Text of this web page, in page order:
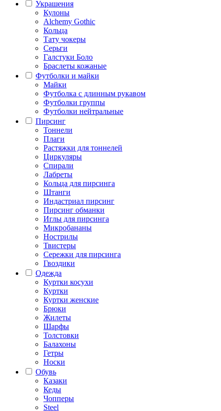
Украшения
Кулоны
Alchemy Gothic
Кольца
Тату чокеры
Серьги
Галстуки Боло
Браслеты кожаные
Футболки и майки
Майки
Футболка с длинным рукавом
Футболки группы
Футболки нейтральные
Пирсинг
Тоннели
Плаги
Растяжки для тоннелей
Циркуляры
Спирали
Лабреты
Кольца для пирсинга
Штанги
Индастриал пирсинг
Пирсинг обманки
Иглы для пирсинга
Микробананы
Нострилы
Твистеры
Сережки для пирсинга
Гвоздики
Одежда
Куртки косухи
Куртки
Куртки женские
Брюки
Жилеты
Шарфы
Толстовки
Балахоны
Гетры
Носки
Обувь
Казаки
Кеды
Чопперы
Steel